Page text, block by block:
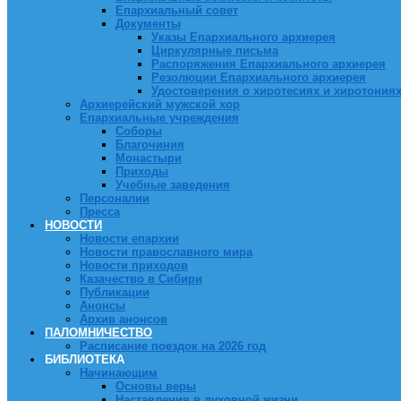
Епархиальный совет
Документы
Указы Епархиального архиерея
Циркулярные письма
Распоряжения Епархиального архиерея
Резолюции Епархиального архиерея
Удостоверения о хиротесиях и хиротониях
Архиерейский мужской хор
Епархиальные учреждения
Соборы
Благочиния
Монастыри
Приходы
Учебные заведения
Персоналии
Пресса
НОВОСТИ
Новости епархии
Новости православного мира
Новости приходов
Казачество в Сибири
Публикации
Анонсы
Архив анонсов
ПАЛОМНИЧЕСТВО
Расписание поездок на 2026 год
БИБЛИОТЕКА
Начинающим
Основы веры